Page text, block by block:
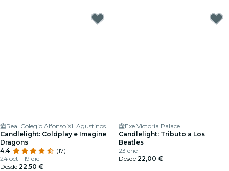
Real Colegio Alfonso XII Agustinos
Candlelight: Coldplay e Imagine
Dragons
4.4
(17)
24 oct - 19 dic
Desde 22,50 €
Exe Victoria Palace
Candlelight: Tributo a Los
Beatles
23 ene
Desde 22,00 €